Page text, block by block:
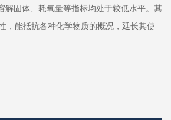
解固体、耗氧量等指标均处于较低水平。其
，能抵抗各种化学物质的概况，延长其使